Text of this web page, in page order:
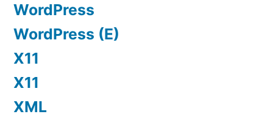
WordPress
WordPress (E)
X11
X11
XML